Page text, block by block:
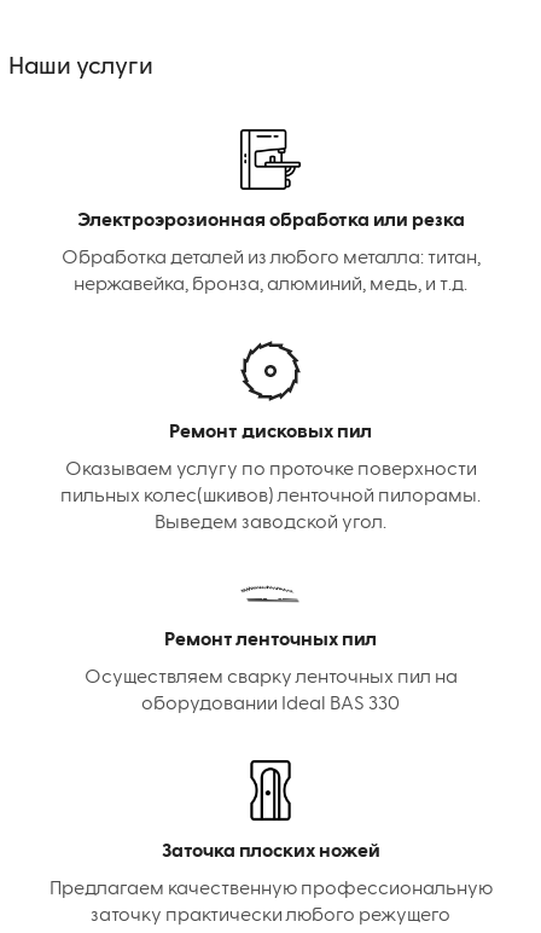
Наши услуги
Электроэрозионная обработка или резка
Обработка деталей из любого металла: титан,
нержавейка, бронза, алюминий, медь, и т.д.
Ремонт дисковых пил
Оказываем услугу по проточке поверхности
пильных колес(шкивов) ленточной пилорамы.
Выведем заводской угол.
Ремонт ленточных пил
Осуществляем сварку ленточных пил на
оборудовании Ideal BAS 330
Заточка плоских ножей
Предлагаем качественную профессиональную
заточку практически любого режущего